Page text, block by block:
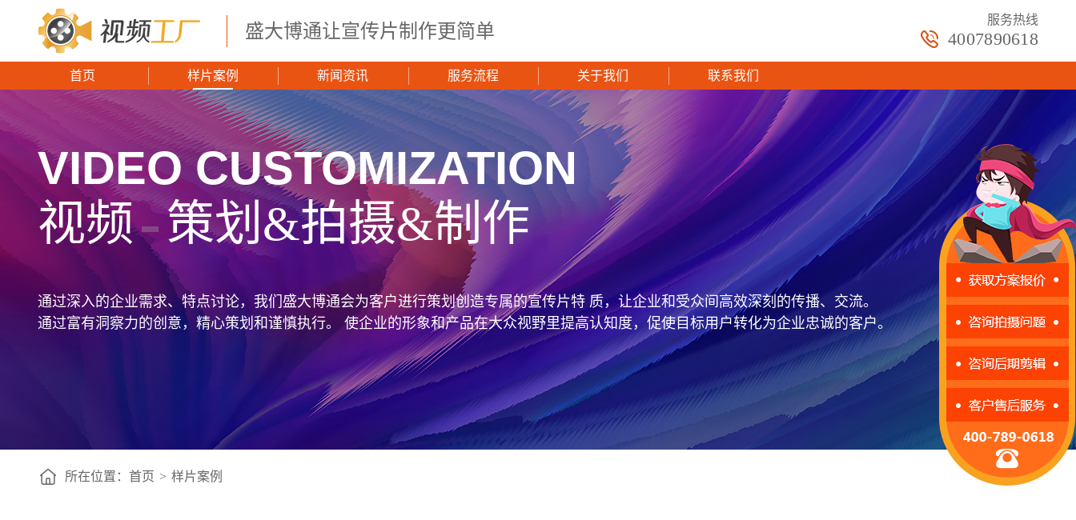
盛大博通让宣传片制作更简单
服务热线
4007890618
首页 样片案例 新闻资讯 服务流程 关于我们 联系我们
VIDEO CUSTOMIZATION
视频 策划&拍摄&制作
通过深入的企业需求、特点讨论，我们盛大博通会为客户进行策划创造专属的宣传片特 质，让企业和受众间高效深刻的传播、交流。
通过富有洞察力的创意，精心策划和谨慎执行。 使企业的形象和产品在大众视野里提高认知度，促使目标用户转化为企业忠诚的客户。
所在位置： 首页 > 样片案例